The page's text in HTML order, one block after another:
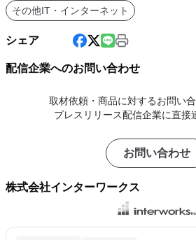
その他IT・インターネット
シェア
配信企業へのお問い合わせ
取材依頼・商品に対するお問い合
プレスリリース配信企業に直接
お問い合わせ
株式会社インターワークス